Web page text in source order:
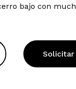
bajo con
Solicitar